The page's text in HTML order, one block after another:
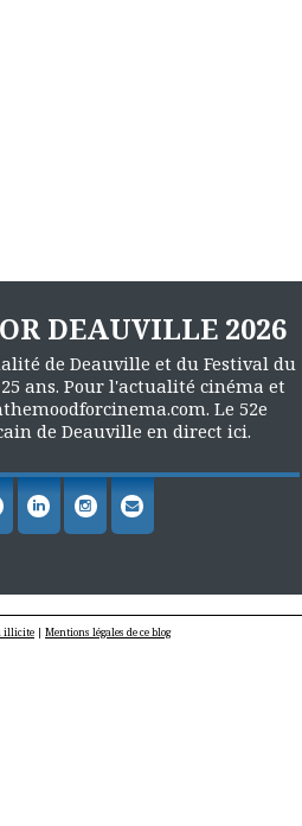
DEAUVILLE 2026
de Deauville et du Festival du
ans. Pour l'actualité cinéma et
Le 52e
de Deauville en direct ici.
illicite | Mentions légales de ce blog